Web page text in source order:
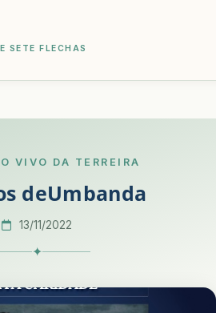
SETE FLECHAS
VIVO DA TERREIRA
deUmbanda
13/11/2022
✦